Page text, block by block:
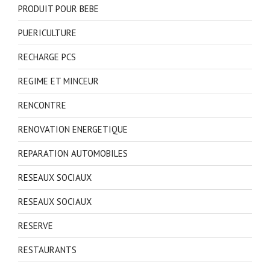
PRODUIT POUR BEBE
PUERICULTURE
RECHARGE PCS
REGIME ET MINCEUR
RENCONTRE
RENOVATION ENERGETIQUE
REPARATION AUTOMOBILES
RESEAUX SOCIAUX
RESEAUX SOCIAUX
RESERVE
RESTAURANTS